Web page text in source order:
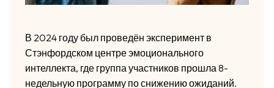
В 2024 году был проведён эксперимент в
Стэнфордском центре эмоционального
интеллекта, где группа участников прошла 8-
недельную программу по снижению ожиданий.